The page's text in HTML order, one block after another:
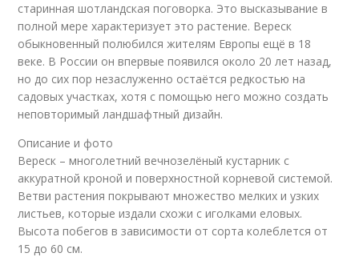
старинная шотландская поговорка. Это высказывание в
полной мере характеризует это растение. Вереск
обыкновенный полюбился жителям Европы ещё в 18
веке. В России он впервые появился около 20 лет назад,
но до сих пор незаслуженно остаётся редкостью на
садовых участках, хотя с помощью него можно создать
неповторимый ландшафтный дизайн.
Описание и фото
Вереск – многолетний вечнозелёный кустарник с
аккуратной кроной и поверхностной корневой системой.
Ветви растения покрывают множество мелких и узких
листьев, которые издали схожи с иголками еловых.
Высота побегов в зависимости от сорта колеблется от
15 до 60 см.